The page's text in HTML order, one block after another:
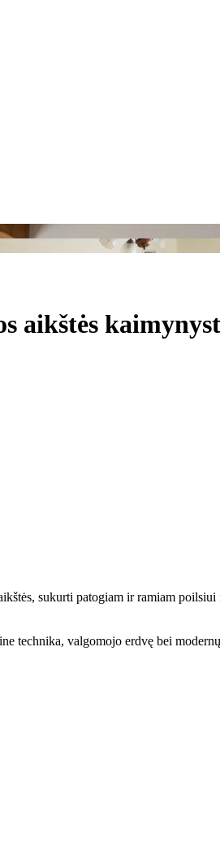
aikštės
sukurti patogiam ir ramiam
technika, valgomojo erdvę bei